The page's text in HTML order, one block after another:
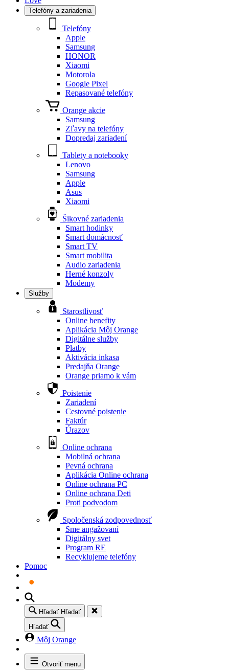
Telefóny a zariadenia
Telefóny
Apple
Samsung
HONOR
Xiaomi
Motorola
Google Pixel
Repasované telefóny
Orange akcie
Samsung
Zľavy na telefóny
Dopredaj zariadení
Tablety a notebooky
Lenovo
Samsung
Apple
Asus
Xiaomi
Šikovné zariadenia
Smart hodinky
Smart domácnosť
Smart TV
Smart mobilita
Audio zariadenia
Herné konzoly
Modemy
Služby
Starostlivosť
Online benefity
Aplikácia Môj Orange
Digitálne služby
Platby
Aktivácia inkasa
Predajňa Orange
Orange priamo k vám
Poistenie
Zariadení
Cestovné poistenie
Faktúr
Úrazov
Online ochrana
Mobilná ochrana
Pevná ochrana
Aplikácia Online ochrana
Online ochrana PC
Online ochrana Deti
Proti podvodom
Spoločenská zodpovednosť
Sme angažovaní
Digitálny svet
Program RE
Recyklujeme telefóny
Pomoc
Hľadať Hľadať
Hľadať
Môj Orange
Otvoriť menu